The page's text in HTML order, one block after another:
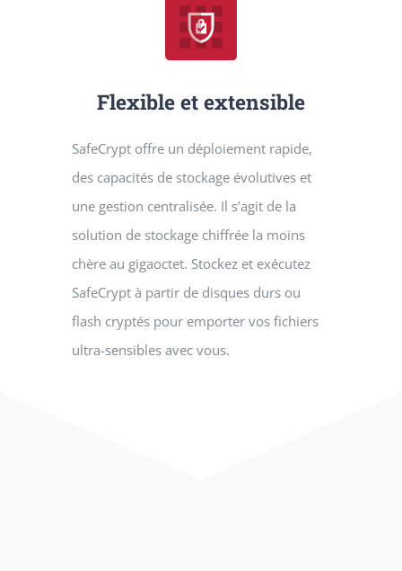
Flexible et extensible
SafeCrypt offre un déploiement rapide,
des capacités de stockage évolutives et
une gestion centralisée. Il s’agit de la
solution de stockage chiffrée la moins
chère au gigaoctet. Stockez et exécutez
SafeCrypt à partir de disques durs ou
flash cryptés pour emporter vos fichiers
ultra-sensibles avec vous.